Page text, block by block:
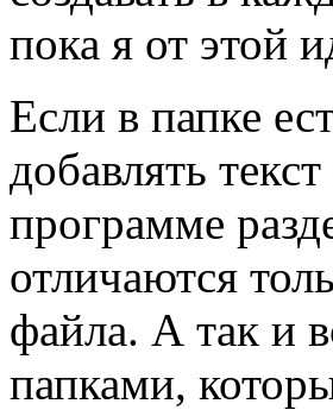
пока я от этой
Если в папке
добавлять
программе
отличаются
файла. А так и
папками,